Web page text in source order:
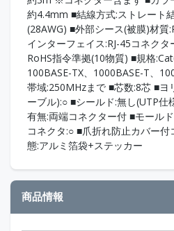
約4.4mm ■結線方式:ストレート
(28AWG) ■外部シース(被膜)材質
インターフェイス:RJ-45コネク
RoHS指令準拠(10物質) ■規格
100BASE-TX、1000BASE-T、
帯域:250MHzまで ■芯数:8芯 ■ヨ
ーブル):○ ■シールド:無し(UTP仕
有無:両端コネクター付 ■モール
コネクタ:○ ■爪折れ防止カバー
態:アルミ箔袋+ステッカー
商品情報